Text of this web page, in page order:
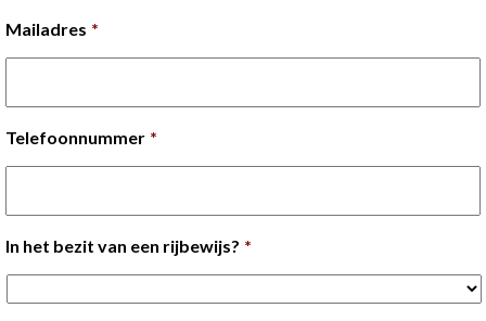
Mailadres *
Telefoonnummer *
In het bezit van een rijbewijs? *